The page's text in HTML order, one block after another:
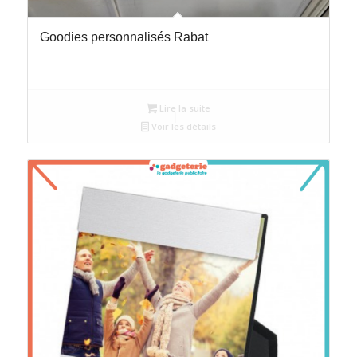
Goodies personnalisés Rabat
Lire la suite
Voir les détails